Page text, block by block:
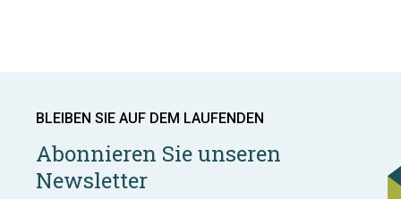
BLEIBEN SIE AUF DEM LAUFENDEN
Abonnieren Sie unseren
Newsletter